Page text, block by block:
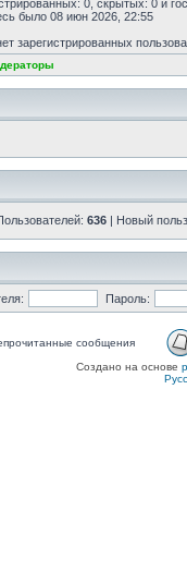
0, скрытых: 0 и
было 08 июн 2026, 22:55
зарегистрированных
636 | Новый
Пароль:
сообщения
Создано на основе